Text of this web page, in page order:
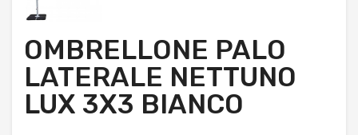
OMBRELLONE PALO
LATERALE NETTUNO
LUX 3X3 BIANCO